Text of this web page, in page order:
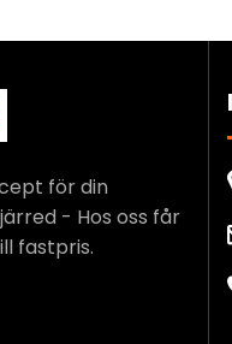
för din
- Hos oss får
fastpris.